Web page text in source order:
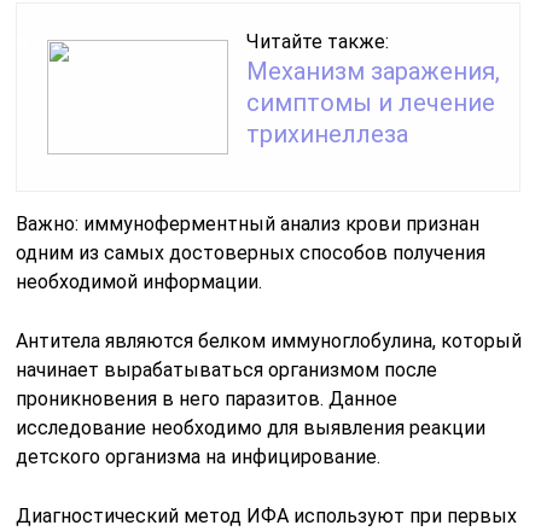
Читайте также:
Механизм заражения,
симптомы и лечение
трихинеллеза
Важно: иммуноферментный анализ крови признан
одним из самых достоверных способов получения
необходимой информации.
Антитела являются белком иммуноглобулина, который
начинает вырабатываться организмом после
проникновения в него паразитов. Данное
исследование необходимо для выявления реакции
детского организма на инфицирование.
Диагностический метод ИФА используют при первых